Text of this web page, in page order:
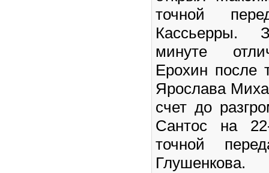
точной
Кассьерры.
минуте
Ерохин после
Ярослава
счет до
Сантос на
точной
Глушенкова.